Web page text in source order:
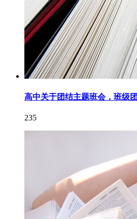
高中关于团结主题班会，班级
235